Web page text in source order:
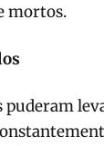
mortos.
puderam